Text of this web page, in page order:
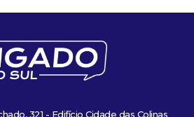
321 - Edifício Cidade das Colinas